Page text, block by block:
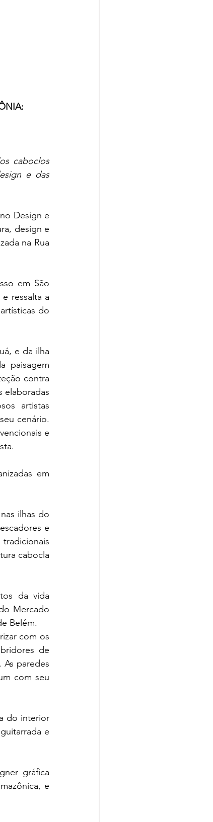
caboclos
e das
Design e
design e
na Rua
em São
ressalta a
do
e da ilha
paisagem
contra
elaboradas
artistas
cenário.
e
em
ilhas do
e
cabocla
da vida
Mercado
Belém.
com os
de
paredes
com seu
do interior
e
gráfica
e